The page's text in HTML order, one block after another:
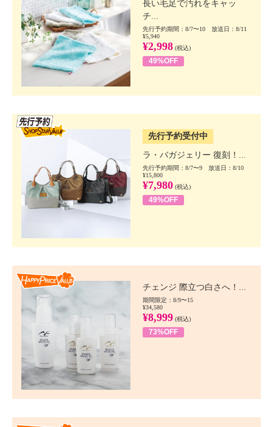
長い毛足で汚れをキャッ
チ...
先行予約期間：8/7〜10 放送日：8/11
¥5,940
¥2,998 (税込)
49%OFF
先行予約受付中
ラ・バガジェリー 復刻！...
先行予約期間：8/7〜9 放送日：8/10
¥15,800
¥7,980 (税込)
49%OFF
チェンジ 際立つ白さへ！...
期間限定：8/9〜15
¥34,580
¥8,999 (税込)
73%OFF